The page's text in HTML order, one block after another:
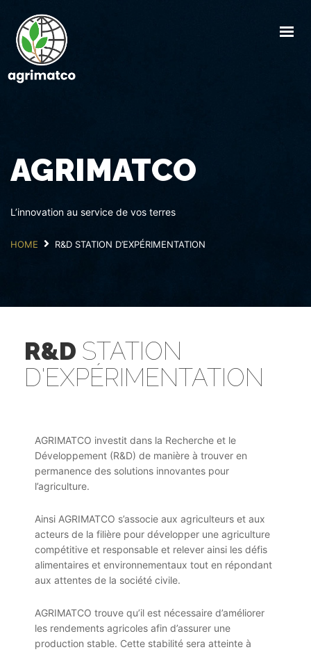
R&D
AGRIMATCO
L’innovation au service de vos terres
HOME R&D STATION D’EXPÉRIMENTATION
R&D STATION
D'EXPÉRIMENTATION
AGRIMATCO investit dans la Recherche et le
Développement (R&D) de manière à trouver en
permanence des solutions innovantes pour
l’agriculture.
Ainsi AGRIMATCO s’associe aux agriculteurs et aux
acteurs de la filière pour développer une agriculture
compétitive et responsable et relever ainsi les défis
alimentaires et environnementaux tout en répondant
aux attentes de la société civile.
AGRIMATCO trouve qu’il est nécessaire d’améliorer
les rendements agricoles afin d’assurer une
production stable. Cette stabilité sera atteinte à